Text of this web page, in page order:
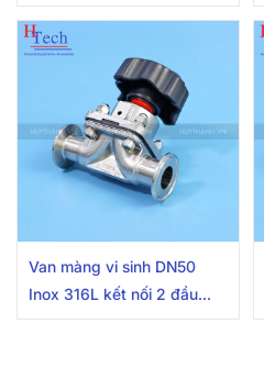
Van màng vi sinh DN50
Inox 316L kết nối 2 đầu